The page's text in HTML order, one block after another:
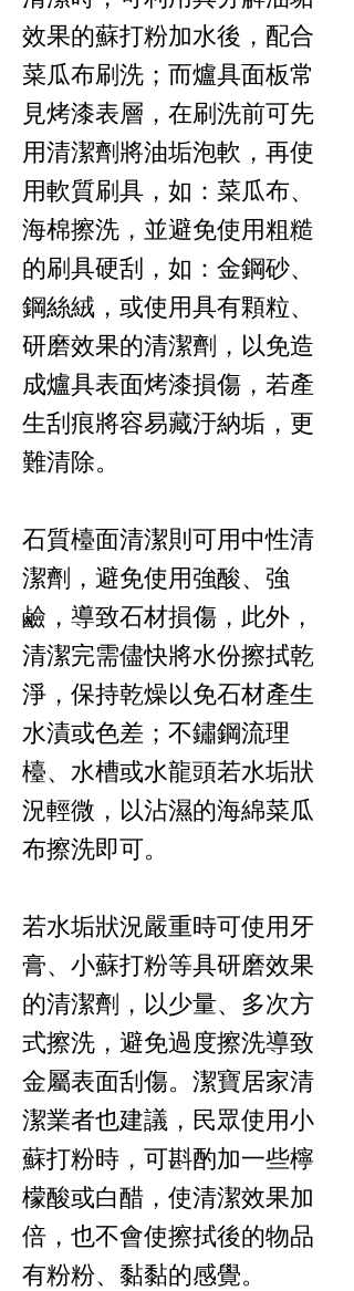
效果的蘇打粉加水後，配合
菜瓜布刷洗；而爐具面板常
見烤漆表層，在刷洗前可先
用清潔劑將油垢泡軟，再使
用軟質刷具，如：菜瓜布、
海棉擦洗，並避免使用粗糙
的刷具硬刮，如：金鋼砂、
鋼絲絨，或使用具有顆粒、
研磨效果的清潔劑，以免造
成爐具表面烤漆損傷，若產
生刮痕將容易藏汙納垢，更
難清除。
石質檯面清潔則可用中性清
潔劑，避免使用強酸、強
鹼，導致石材損傷，此外，
清潔完需儘快將水份擦拭乾
淨，保持乾燥以免石材產生
水漬或色差；不鏽鋼流理
檯、水槽或水龍頭若水垢狀
況輕微，以沾濕的海綿菜瓜
布擦洗即可。
若水垢狀況嚴重時可使用牙
膏、小蘇打粉等具研磨效果
的清潔劑，以少量、多次方
式擦洗，避免過度擦洗導致
金屬表面刮傷。潔寶居家清
潔業者也建議，民眾使用小
蘇打粉時，可斟酌加一些檸
檬酸或白醋，使清潔效果加
倍，也不會使擦拭後的物品
有粉粉、黏黏的感覺。